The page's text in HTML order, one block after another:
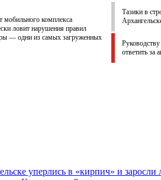
комплекса
ловит нарушения правил
— одни из самых загруженных
Тазики в
ответить за
уперлись в «кирпич» и заросли